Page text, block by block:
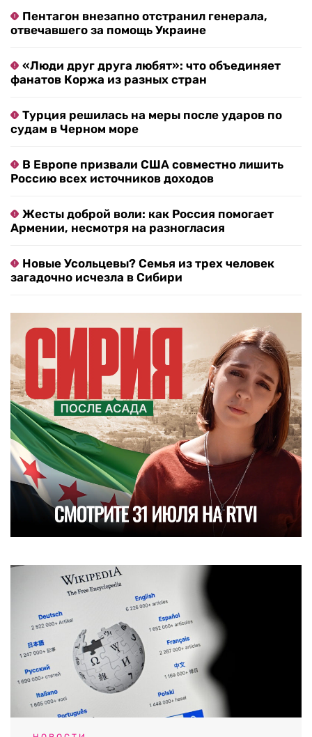
Пентагон внезапно отстранил генерала,
отвечавшего за помощь Украине
«Люди друг друга любят»: что объединяет
фанатов Коржа из разных стран
Турция решилась на меры после ударов по
судам в Черном море
В Европе призвали США совместно лишить
Россию всех источников доходов
Жесты доброй воли: как Россия помогает
Армении, несмотря на разногласия
Новые Усольцевы? Семья из трех человек
загадочно исчезла в Сибири